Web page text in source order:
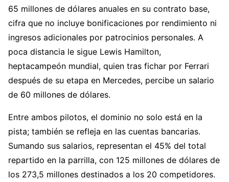
65 millones de dólares anuales en su contrato base,
cifra que no incluye bonificaciones por rendimiento ni
ingresos adicionales por patrocinios personales. A
poca distancia le sigue Lewis Hamilton,
heptacampeón mundial, quien tras fichar por Ferrari
después de su etapa en Mercedes, percibe un salario
de 60 millones de dólares.
Entre ambos pilotos, el dominio no solo está en la
pista; también se refleja en las cuentas bancarias.
Sumando sus salarios, representan el 45% del total
repartido en la parrilla, con 125 millones de dólares de
los 273,5 millones destinados a los 20 competidores.